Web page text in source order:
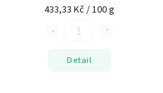
433,33 Kč / 100 g
Detail